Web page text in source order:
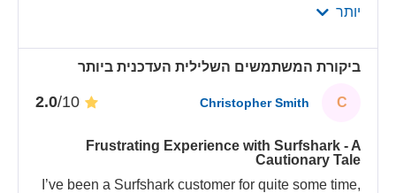
יותר
ביקורת המשתמשים השלילית העדכנית ביותר
C
Christopher Smith
/10
Frustrating Experience with Surfshark - A
Cautionary Tale
I’ve been a Surfshark customer for quite some time,